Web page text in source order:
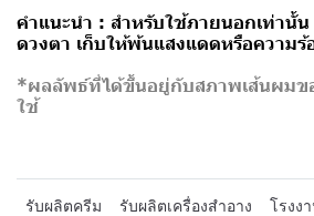
คำแนะนำ : สําหรับใช้ภายนอกเท่านั้
ดวงตา เก็บให้พ้นแสงแดดหรือความร้
*ผลลัพธ์ที่ได้ขึ้นอยู่กับสภาพเส้นผมข
ใช้
รับผลิตครีม รับผลิตเครื่องสำอาง
โรงง